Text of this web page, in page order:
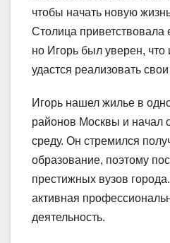
чтобы начать новую
Столица приветствовала
но Игорь был уверен, что
удастся реализовать
Игорь нашел жилье в
районов Москвы и начал
среду. Он стремился
образование, поэтому
престижных вузов
активная
деятельность.